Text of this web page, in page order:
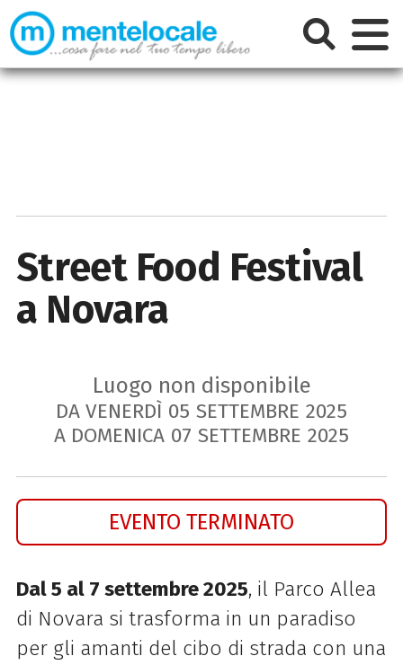
Street Food Festival
a Novara
Luogo non disponibile
DA VENERDÌ 05 SETTEMBRE 2025
A DOMENICA 07 SETTEMBRE 2025
EVENTO TERMINATO
Dal 5 al 7 settembre 2025, il Parco Allea
di Novara si trasforma in un paradiso
per gli amanti del cibo di strada con una